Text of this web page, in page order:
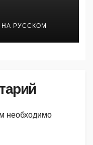
РУССКОМ
необходимо